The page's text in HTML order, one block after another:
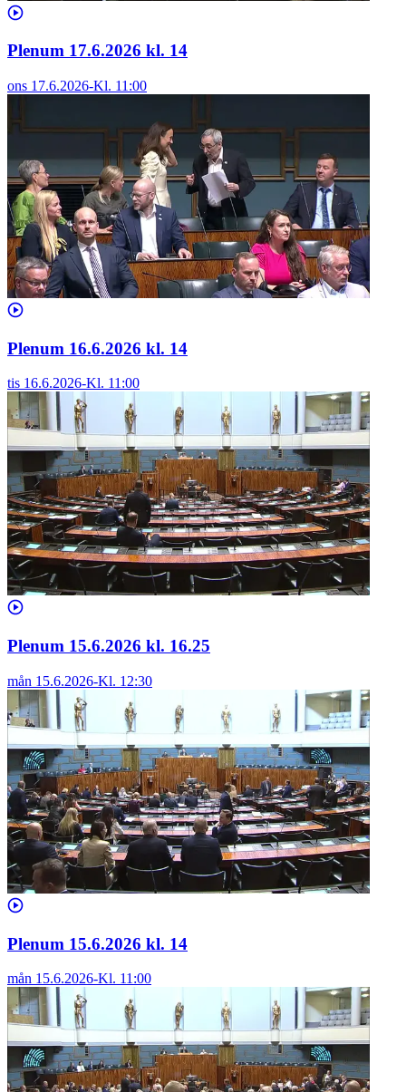
Plenum 17.6.2026 kl. 14
ons 17.6.2026-Kl. 11:00
Plenum 16.6.2026 kl. 14
tis 16.6.2026-Kl. 11:00
Plenum 15.6.2026 kl. 16.25
mån 15.6.2026-Kl. 12:30
Plenum 15.6.2026 kl. 14
mån 15.6.2026-Kl. 11:00